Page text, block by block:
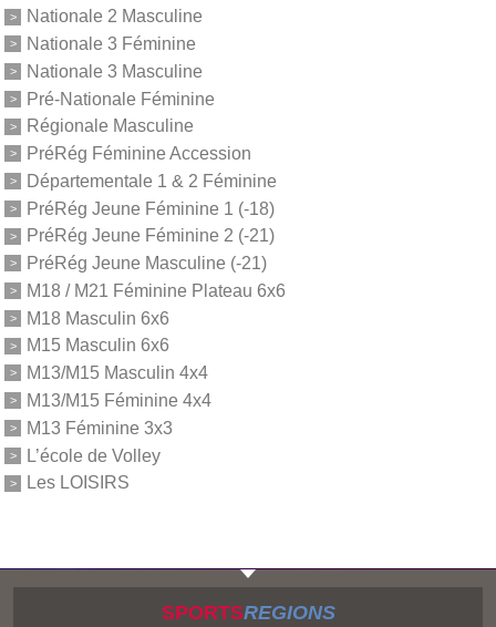
Nationale 2 Masculine
Nationale 3 Féminine
Nationale 3 Masculine
Pré-Nationale Féminine
Régionale Masculine
PréRég Féminine Accession
Départementale 1 & 2 Féminine
PréRég Jeune Féminine 1 (-18)
PréRég Jeune Féminine 2 (-21)
PréRég Jeune Masculine (-21)
M18 / M21 Féminine Plateau 6x6
M18 Masculin 6x6
M15 Masculin 6x6
M13/M15 Masculin 4x4
M13/M15 Féminine 4x4
M13 Féminine 3x3
L’école de Volley
Les LOISIRS
SPORTSREGIONS